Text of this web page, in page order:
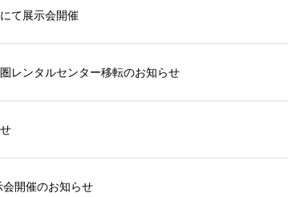
て展示会開催
レンタルセンター移転のお知らせ
開催のお知らせ